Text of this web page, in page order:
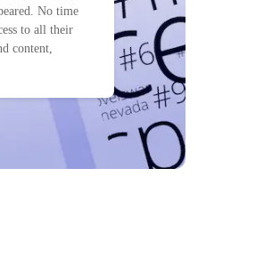
No time
to all their
content,